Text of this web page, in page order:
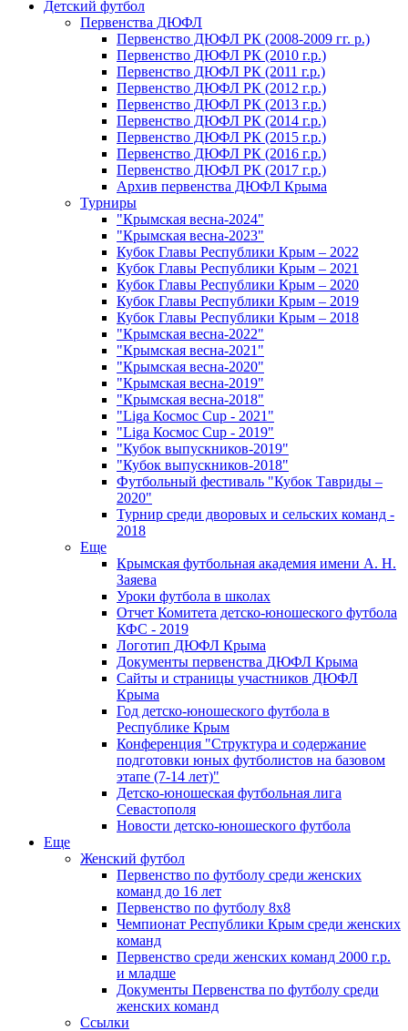
Детский футбол
Первенства ДЮФЛ
Первенство ДЮФЛ РК (2008-2009 гг. р.)
Первенство ДЮФЛ РК (2010 г.р.)
Первенство ДЮФЛ РК (2011 г.р.)
Первенство ДЮФЛ РК (2012 г.р.)
Первенство ДЮФЛ РК (2013 г.р.)
Первенство ДЮФЛ РК (2014 г.р.)
Первенство ДЮФЛ РК (2015 г.р.)
Первенство ДЮФЛ РК (2016 г.р.)
Первенство ДЮФЛ РК (2017 г.р.)
Архив первенства ДЮФЛ Крыма
Турниры
"Крымская весна-2024"
"Крымская весна-2023"
Кубок Главы Республики Крым – 2022
Кубок Главы Республики Крым – 2021
Кубок Главы Республики Крым – 2020
Кубок Главы Республики Крым – 2019
Кубок Главы Республики Крым – 2018
"Крымская весна-2022"
"Крымская весна-2021"
"Крымская весна-2020"
"Крымская весна-2019"
"Крымская весна-2018"
"Liga Космос Cup - 2021"
"Liga Космос Cup - 2019"
"Кубок выпускников-2019"
"Кубок выпускников-2018"
Футбольный фестиваль "Кубок Тавриды –
2020"
Турнир среди дворовых и сельских команд -
2018
Еще
Крымская футбольная академия имени А. Н.
Заяева
Уроки футбола в школах
Отчет Комитета детско-юношеского футбола
КФС - 2019
Логотип ДЮФЛ Крыма
Документы первенства ДЮФЛ Крыма
Сайты и страницы участников ДЮФЛ
Крыма
Год детско-юношеского футбола в
Республике Крым
Конференция "Структура и содержание
подготовки юных футболистов на базовом
этапе (7-14 лет)"
Детско-юношеская футбольная лига
Севастополя
Новости детско-юношеского футбола
Еще
Женский футбол
Первенство по футболу среди женских
команд до 16 лет
Первенство по футболу 8х8
Чемпионат Республики Крым среди женских
команд
Первенство среди женских команд 2000 г.р.
и младше
Документы Первенства по футболу среди
женских команд
Ссылки